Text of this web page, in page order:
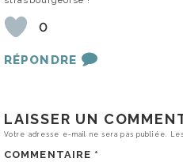
0
RÉPONDRE
LAISSER UN
Votre adresse e-mail ne sera pas publiée.
COMMENTAIRE *